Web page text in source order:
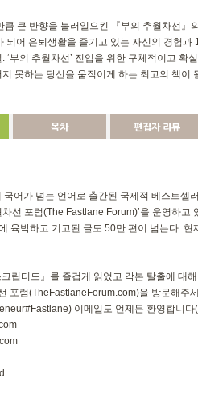
큼 큰 반향을 불러일으킨 『부의 추월차선
어 은퇴생활을 즐기고 있는 자신의 경험과
부의 추월차선’ 진입을 위한 구체적이고 확
못하는 당신을 움직이게 하는 최고의 책이
목차 편집자 리뷰
어가 넘는 언어로 출간된 국제적 베스트셀
선 포럼(The Fastlane Forum)’을 운영하고
육박하고 기고된 글도 50만 편이 넘는다.
립티드』를 즐겁게 읽었고 각본 탈출에 대
포럼(TheFastlaneForum.com)을 방문해주
이메일도 언제든 환영합니다(